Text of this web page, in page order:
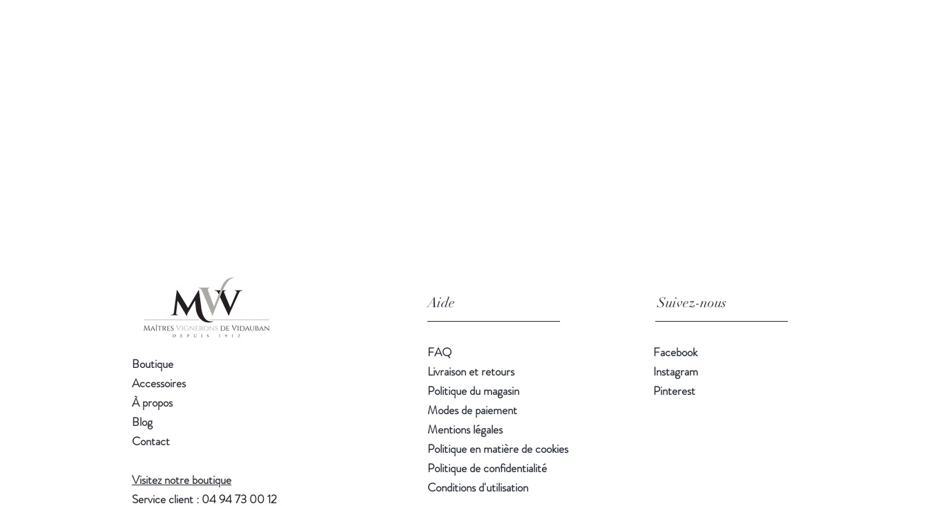
Boutique
Accessoires
À propos
Blog
Contact
Visitez notre boutique
Service client : 04 94 73 00 12
Aide
FAQ
Livraison et retours
Politique du magasin
Modes de paiement
Mentions légales
Politique en matière de cookies
Politique de confidentialité
Conditions d'utilisation
Suivez-nous
Facebook
Instagram
Pinterest